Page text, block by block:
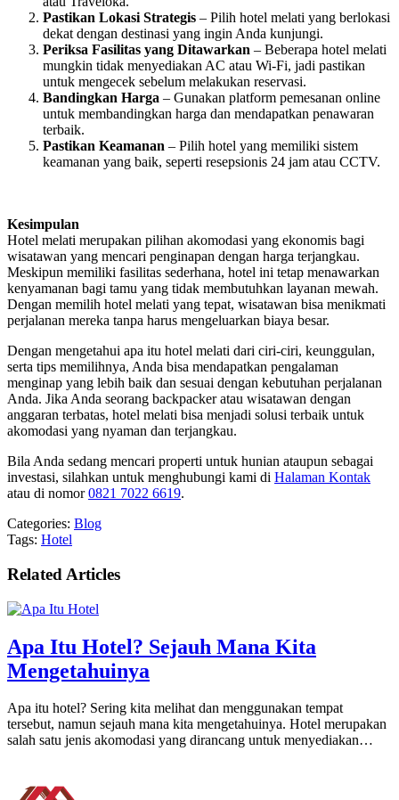
Pastikan Lokasi Strategis – Pilih hotel melati yang berlokasi
dekat dengan destinasi yang ingin Anda kunjungi.
Periksa Fasilitas yang Ditawarkan – Beberapa hotel melati
mungkin tidak menyediakan AC atau Wi-Fi, jadi pastikan
untuk mengecek sebelum melakukan reservasi.
Bandingkan Harga – Gunakan platform pemesanan online
untuk membandingkan harga dan mendapatkan penawaran
terbaik.
Pastikan Keamanan – Pilih hotel yang memiliki sistem
keamanan yang baik, seperti resepsionis 24 jam atau CCTV.
Kesimpulan
Hotel melati merupakan pilihan akomodasi yang ekonomis bagi
wisatawan yang mencari penginapan dengan harga terjangkau.
Meskipun memiliki fasilitas sederhana, hotel ini tetap menawarkan
kenyamanan bagi tamu yang tidak membutuhkan layanan mewah.
Dengan memilih hotel melati yang tepat, wisatawan bisa menikmati
perjalanan mereka tanpa harus mengeluarkan biaya besar.
Dengan mengetahui apa itu hotel melati dari ciri-ciri, keunggulan,
serta tips memilihnya, Anda bisa mendapatkan pengalaman
menginap yang lebih baik dan sesuai dengan kebutuhan perjalanan
Anda. Jika Anda seorang backpacker atau wisatawan dengan
anggaran terbatas, hotel melati bisa menjadi solusi terbaik untuk
akomodasi yang nyaman dan terjangkau.
Bila Anda sedang mencari properti untuk hunian ataupun sebagai
investasi, silahkan untuk menghubungi kami di Halaman Kontak
atau di nomor0821 7022 6619.
Categories: Blog
Tags: Hotel
Related Articles
Apa Itu Hotel? Sejauh Mana Kita
Mengetahuinya
Apa itu hotel? Sering kita melihat dan menggunakan tempat
tersebut, namun sejauh mana kita mengetahuinya. Hotel merupakan
salah satu jenis akomodasi yang dirancang untuk menyediakan…